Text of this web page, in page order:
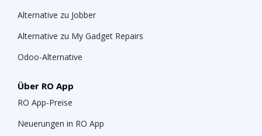
Alternative zu Jobber
Alternative zu My Gadget Repairs
Odoo-Alternative
Über RO App
RO App-Preise
Neuerungen in RO App